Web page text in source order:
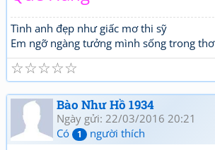
Tình anh đẹp như giấc mơ thi sỹ
Em ngỡ ngàng tưởng mình sống trong thơ
☆
☆
☆
☆
☆
Bào Như Hồ 1934
Ngày gửi: 22/03/2016 20:21
Có
1 người thích